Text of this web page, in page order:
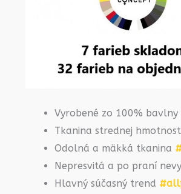
Vyrobené zo 100% bavlny
Tkanina strednej
Odolná a mäkká tkanina
Nepresvitá a po praní
Hlavný súčasný trend